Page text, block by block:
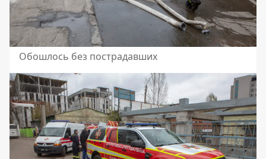
Обошлось без пострадавших